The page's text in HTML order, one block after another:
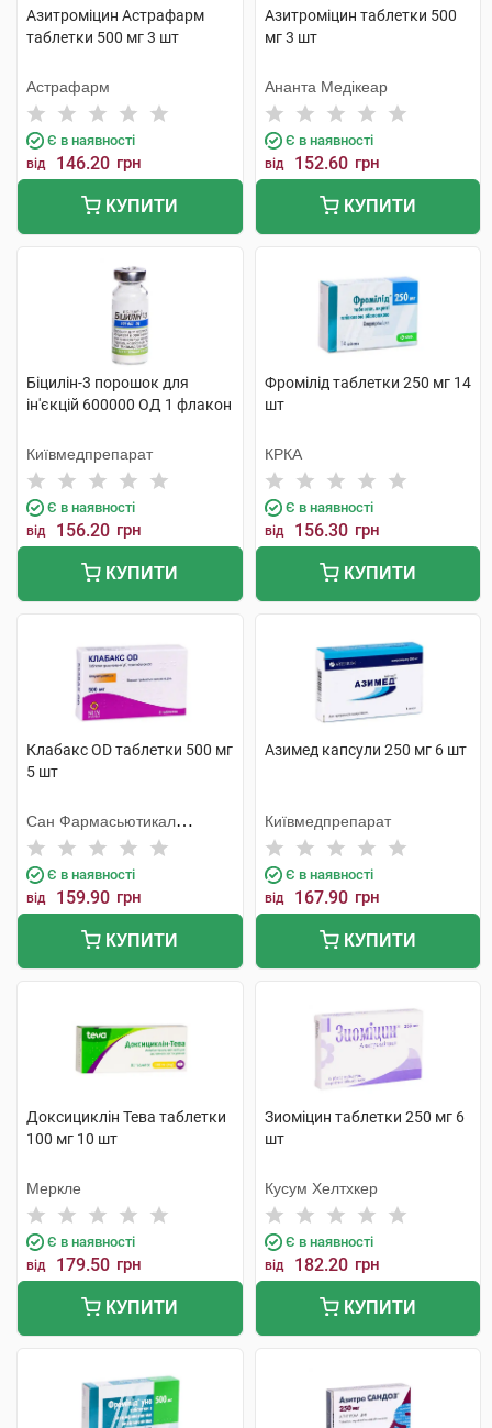
Азитроміцин Астрафарм
таблетки 500 мг 3 шт
Астрафарм
Є в наявності
від 146.20 грн
КУПИТИ
Азитроміцин таблетки 500
мг 3 шт
Ананта Медікеар
Є в наявності
від 152.60 грн
КУПИТИ
Біцилін-3 порошок для
ін'єкцій 600000 ОД 1 флакон
Київмедпрепарат
Є в наявності
від 156.20 грн
КУПИТИ
Фромілід таблетки 250 мг 14
шт
КРКА
Є в наявності
від 156.30 грн
КУПИТИ
Клабакс OD таблетки 500 мг
5 шт
Сан Фармасьютикал
Індастріз
Є в наявності
від 159.90 грн
КУПИТИ
Азимед капсули 250 мг 6 шт
Київмедпрепарат
Є в наявності
від 167.90 грн
КУПИТИ
Доксициклін Тева таблетки
100 мг 10 шт
Меркле
Є в наявності
від 179.50 грн
КУПИТИ
Зиоміцин таблетки 250 мг 6
шт
Кусум Хелтхкер
Є в наявності
від 182.20 грн
КУПИТИ